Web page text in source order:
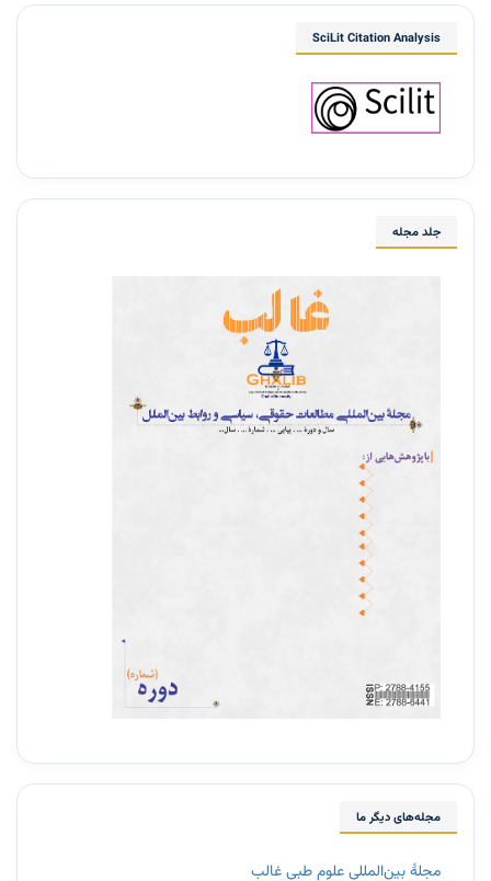
SciLit Citation Analysis
جلد مجله
مجله‌های دیگر ما
مجلۀ بین‌المللی علوم طبی غالب